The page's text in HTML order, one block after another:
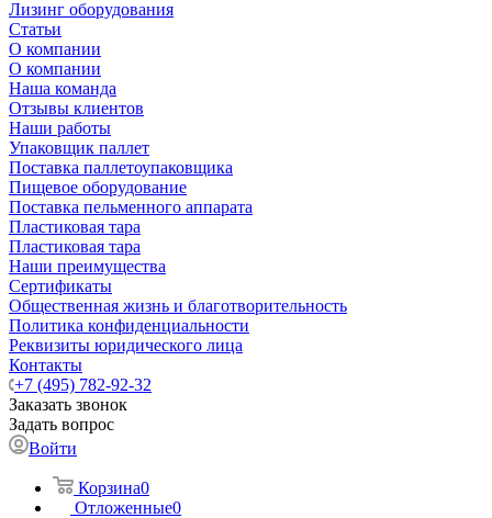
Лизинг оборудования
Статьи
О компании
О компании
Наша команда
Отзывы клиентов
Наши работы
Упаковщик паллет
Поставка паллетоупаковщика
Пищевое оборудование
Поставка пельменного аппарата
Пластиковая тара
Пластиковая тара
Наши преимущества
Сертификаты
Общественная жизнь и благотворительность
Политика конфиденциальности
Реквизиты юридического лица
Контакты
+7 (495) 782-92-32
Заказать звонок
Задать вопрос
Войти
Корзина0
Отложенные0